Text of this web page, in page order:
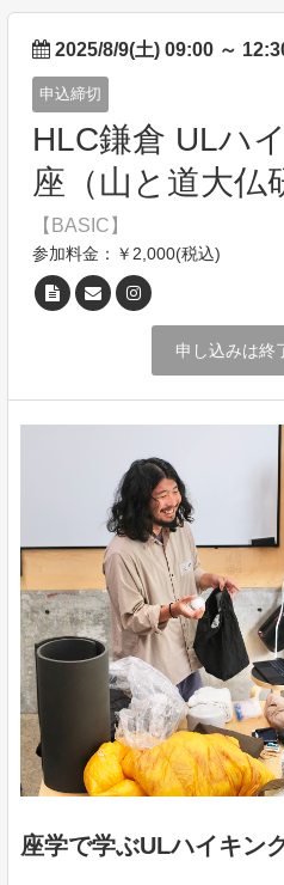
2025/8/9(土) 09:00 ～
申込締切
HLC鎌倉 ULハ
座（山と道大仏
【BASIC】
参加料金：￥2,000(税込)
申し込みは終
座学で学ぶULハイキン